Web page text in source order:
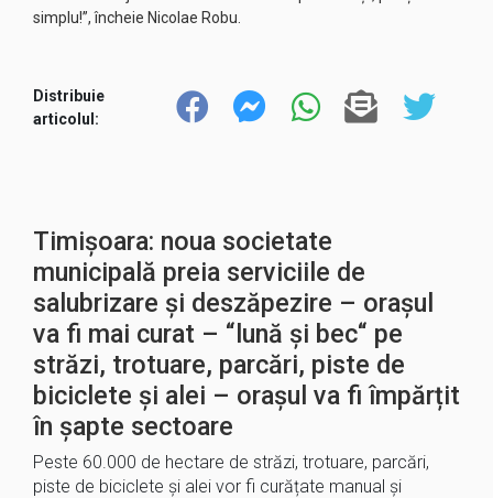
simplu!”, încheie Nicolae Robu.
Distribuie
articolul:
Timișoara: noua societate
municipală preia serviciile de
salubrizare și deszăpezire – orașul
va fi mai curat – “lună și bec“ pe
străzi, trotuare, parcări, piste de
biciclete și alei – orașul va fi împărțit
în șapte sectoare
Peste 60.000 de hectare de străzi, trotuare, parcări,
piste de biciclete și alei vor fi curățate manual și